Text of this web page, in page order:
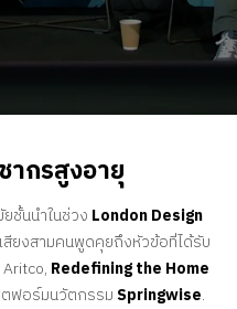
ากรสูงอายุ
ชั้นนำในช่วง London Design
ยงสามคนพูดคุยถึงหัวข้อที่ได้รับ
Redefining the Home
ฟอร์มนวัตกรรม Springwise.